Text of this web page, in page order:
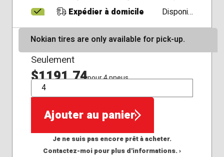
Expédier à domicile
Disponible
Nokian tires are only available for pick-up.
Seulement
$1191,74pour 4 pneus
QTÉ
Ajouter au panier
Je ne suis pas encore prêt à acheter.
Contactez-moi pour plus d'informations. ›